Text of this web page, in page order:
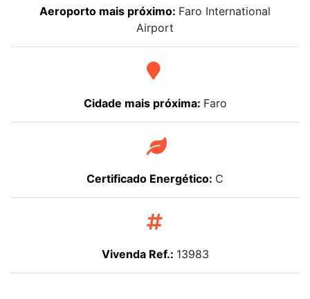
Aeroporto mais próximo: Faro International
Airport
Cidade mais próxima: Faro
Certificado Energético: C
Vivenda Ref.: 13983